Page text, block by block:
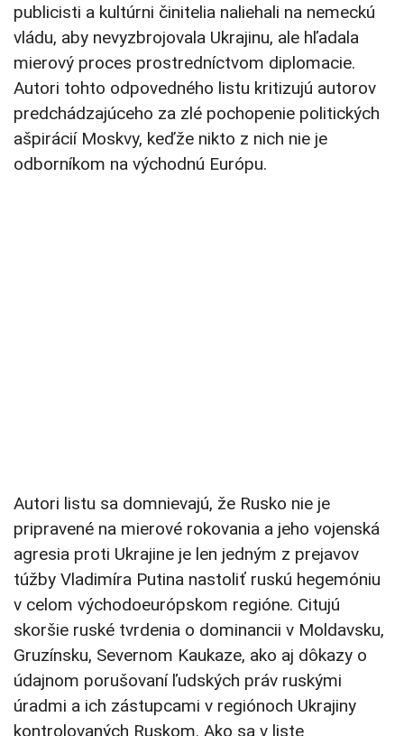
publicisti a kultúrni činitelia naliehali na nemeckú
vládu, aby nevyzbrojovala Ukrajinu, ale hľadala
mierový proces prostredníctvom diplomacie.
Autori tohto odpovedného listu kritizujú autorov
predchádzajúceho za zlé pochopenie politických
ašpirácií Moskvy, keďže nikto z nich nie je
odborníkom na východnú Európu.
Autori listu sa domnievajú, že Rusko nie je
pripravené na mierové rokovania a jeho vojenská
agresia proti Ukrajine je len jedným z prejavov
túžby Vladimíra Putina nastoliť ruskú hegemóniu
v celom východoeurópskom regióne. Citujú
skoršie ruské tvrdenia o dominancii v Moldavsku,
Gruzínsku, Severnom Kaukaze, ako aj dôkazy o
údajnom porušovaní ľudských práv ruskými
úradmi a ich zástupcami v regiónoch Ukrajiny
kontrolovaných Ruskom. Ako sa v liste